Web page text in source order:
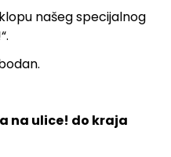
našeg specijalnog
na ulice! do kraja